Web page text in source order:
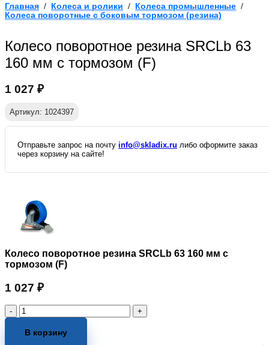
Главная / Колеса и ролики / Колеса промышленные /
Колеса поворотные c боковым тормозом (резина)
Колесо поворотное резина SRCLb 63
160 мм с тормозом (F)
1 027 ₽
Артикул: 1024397
Отправьте запрос на почту info@skladix.ru либо оформите заказ
через корзину на сайте!
Колесо поворотное резина SRCLb 63 160 мм с
тормозом (F)
1 027 ₽
Количество
товара
Колесо
В корзину